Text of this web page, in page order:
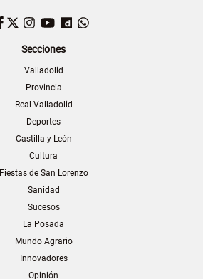
Facebook
TwitterInstagram
YouTubeDailymotion
Secciones
Valladolid
Provincia
Real Valladolid
Deportes
Castilla y León
Cultura
Fiestas de San Lorenzo
Sanidad
Sucesos
La Posada
Mundo Agrario
Innovadores
Opinión